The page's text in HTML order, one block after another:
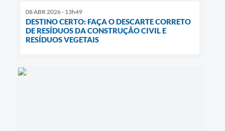
08 ABR 2026 - 13h49
DESTINO CERTO: FAÇA O DESCARTE CORRETO
DE RESÍDUOS DA CONSTRUÇÃO CIVIL E
RESÍDUOS VEGETAIS